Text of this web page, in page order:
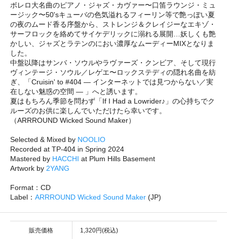
ボレロ大名曲のピアノ・ジャズ・カヴァー〜口笛ラウンジ・ミュ
ージック〜50'sキューバの色気溢れるフィーリン等で艶っぽい夏
の夜のムード香る序盤から、ストレンジ＆クレイジーなエキゾ・
サーフロックを絡めてサイケデリックに溺れる展開…妖しくも艶
かしい、ジャズとラテンのにおい濃厚なムーディーMIXとなりま
した。
中盤以降はサンバ・ソウルやラヴァーズ・クンビア、そして現行
ヴィンテージ・ソウル／レゲエ〜ロックステディの隠れ名曲を紡
ぎ、「Cruisin' to #404 — インターネットでは見つからない／実
在しない魅惑の空間 — 」へと誘います。
夏はもちろん季節を問わず「If I Had a Lowrider♪」の心持ちでク
ルーズのお供に楽しんでいただけたら幸いです。
（ARRROUND Wicked Sound Maker）
Selected & Mixed by NOOLIO
Recorded at TP-404 in Spring 2024
Mastered by HACCHI at Plum Hills Basement
Artwork by 2YANG
Format：CD
Label： ARRROUND Wicked Sound Maker (JP)
販売価格 1,320円(税込)